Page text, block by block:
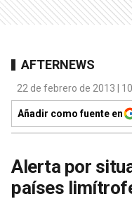
AFTERNEWS
22 de febrero de 2013 |
Añadir como fuente en
Alerta por
países